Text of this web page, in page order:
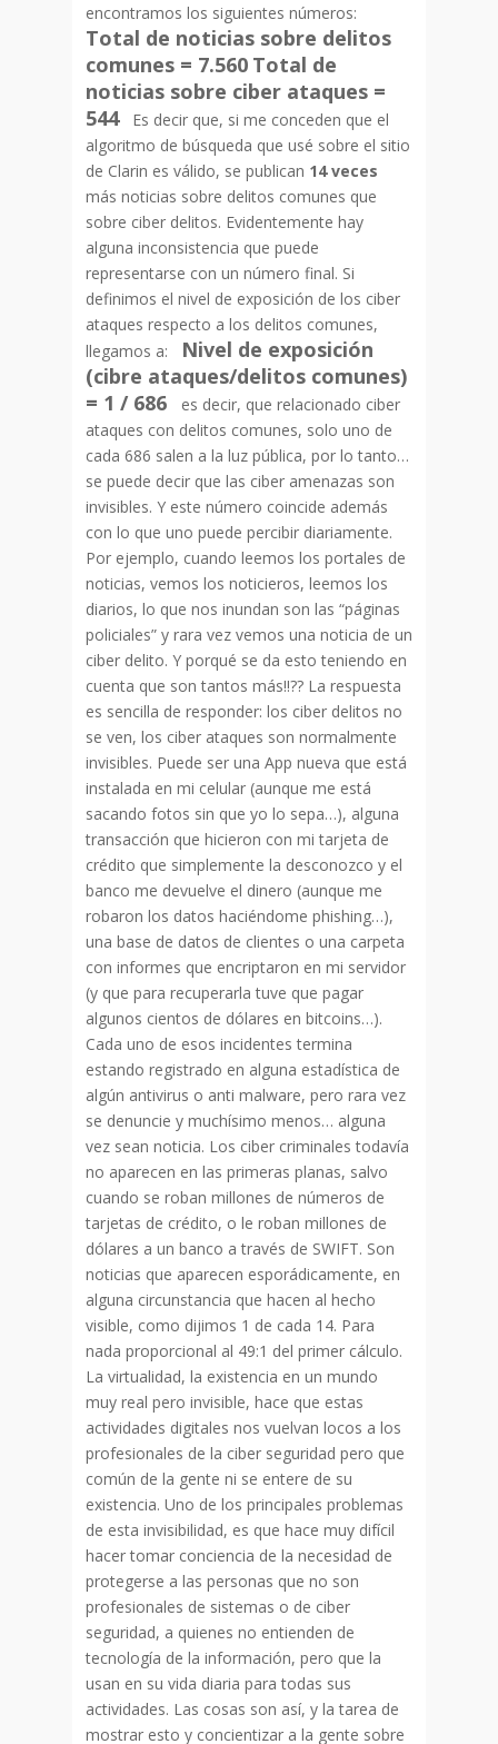
encontramos los siguientes números:
Total de noticias sobre delitos
comunes = 7.560 Total de
noticias sobre ciber ataques =
544Es decir que, si me conceden que el
algoritmo de búsqueda que usé sobre el sitio
de Clarin es válido, se publican 14 veces
más noticias sobre delitos comunes que
sobre ciber delitos. Evidentemente hay
alguna inconsistencia que puede
representarse con un número final. Si
definimos el nivel de exposición de los ciber
ataques respecto a los delitos comunes,
llegamos a:
Nivel de exposición
(cibre ataques/delitos comunes)
= 1 / 686
es decir, que relacionado ciber
ataques con delitos comunes, solo uno de
cada 686 salen a la luz pública, por lo tanto…
se puede decir que las ciber amenazas son
invisibles. Y este número coincide además
con lo que uno puede percibir diariamente.
Por ejemplo, cuando leemos los portales de
noticias, vemos los noticieros, leemos los
diarios, lo que nos inundan son las “páginas
policiales” y rara vez vemos una noticia de un
ciber delito. Y porqué se da esto teniendo en
cuenta que son tantos más!!?? La respuesta
es sencilla de responder: los ciber delitos no
se ven, los ciber ataques son normalmente
invisibles. Puede ser una App nueva que está
instalada en mi celular (aunque me está
sacando fotos sin que yo lo sepa…), alguna
transacción que hicieron con mi tarjeta de
crédito que simplemente la desconozco y el
banco me devuelve el dinero (aunque me
robaron los datos haciéndome phishing…),
una base de datos de clientes o una carpeta
con informes que encriptaron en mi servidor
(y que para recuperarla tuve que pagar
algunos cientos de dólares en bitcoins…).
Cada uno de esos incidentes termina
estando registrado en alguna estadística de
algún antivirus o anti malware, pero rara vez
se denuncie y muchísimo menos… alguna
vez sean noticia. Los ciber criminales todavía
no aparecen en las primeras planas, salvo
cuando se roban millones de números de
tarjetas de crédito, o le roban millones de
dólares a un banco a través de SWIFT. Son
noticias que aparecen esporádicamente, en
alguna circunstancia que hacen al hecho
visible, como dijimos 1 de cada 14. Para
nada proporcional al 49:1 del primer cálculo.
La virtualidad, la existencia en un mundo
muy real pero invisible, hace que estas
actividades digitales nos vuelvan locos a los
profesionales de la ciber seguridad pero que
común de la gente ni se entere de su
existencia. Uno de los principales problemas
de esta invisibilidad, es que hace muy difícil
hacer tomar conciencia de la necesidad de
protegerse a las personas que no son
profesionales de sistemas o de ciber
seguridad, a quienes no entienden de
tecnología de la información, pero que la
usan en su vida diaria para todas sus
actividades. Las cosas son así, y la tarea de
mostrar esto y concientizar a la gente sobre